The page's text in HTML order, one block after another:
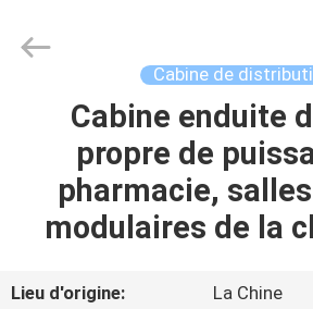
MAISON
Technology
Company.
Cabine de
Cabine enduite
propre de
pharmacie,
modulaires de la
Lieu d'origine:
La Chine